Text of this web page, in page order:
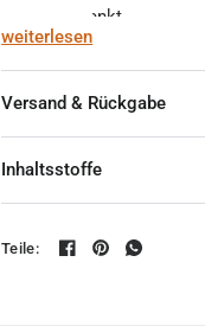
Freude schenkt.
Was macht unsere
biologisch abbaubare
Anwendung nicht
Öle aus natürlichen
weiterlesen
Versand & Rückgabe
Inhaltsstoffe
Teile: